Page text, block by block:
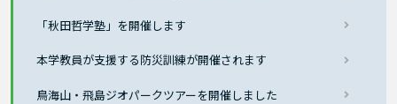
「秋田哲学塾」を開催します
本学教員が支援する防災訓練が開催されます
鳥海山・飛島ジオパークツアーを開催しました